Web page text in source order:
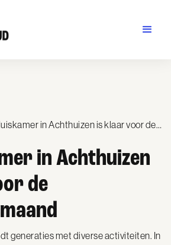
D’8Huiskamer in Achthuizen is klaar voor de decembermaand
in Achthuizen
de
generaties met diverse activiteiten. In